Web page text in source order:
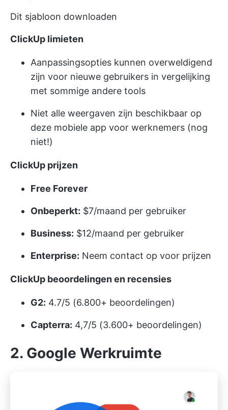
Dit sjabloon downloaden
ClickUp limieten
Aanpassingsopties kunnen overweldigend
zijn voor nieuwe gebruikers in vergelijking
met sommige andere tools
Niet alle weergaven zijn beschikbaar op
deze mobiele app voor werknemers (nog
niet!)
ClickUp prijzen
Free Forever
Onbeperkt: $7/maand per gebruiker
Business: $12/maand per gebruiker
Enterprise: Neem contact op voor prijzen
ClickUp beoordelingen en recensies
G2: 4.7/5 (6.800+ beoordelingen)
Capterra: 4,7/5 (3.600+ beoordelingen)
2. Google Werkruimte